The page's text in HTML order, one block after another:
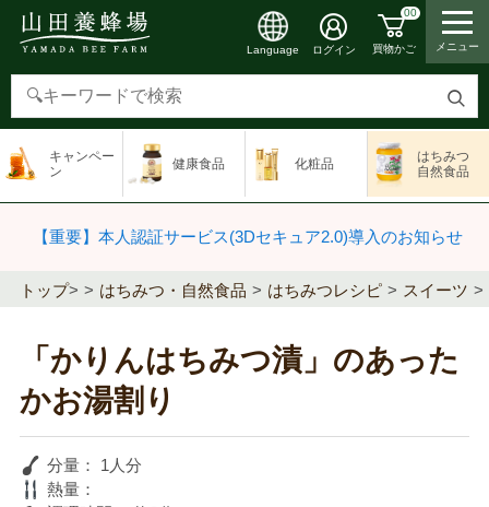
検
す
Language ログイン
00
買物かご メニュー
キャンペー
ン
健康食品 化粧品
はちみつ
自然食品
【重要】本人認証サービス(3Dセキュア2.0)導入のお知らせ
トップ> はちみつ・自然食品 はちみつレシピ スイーツ
「かりんはちみつ漬」のあった
かお湯割り
分量：
1人分
熱量：